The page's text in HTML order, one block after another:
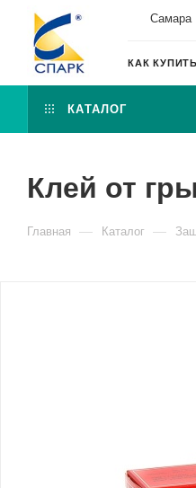
Самара
КАК КУПИТЬ
КАТАЛОГ
Клей от
Главная — Каталог —